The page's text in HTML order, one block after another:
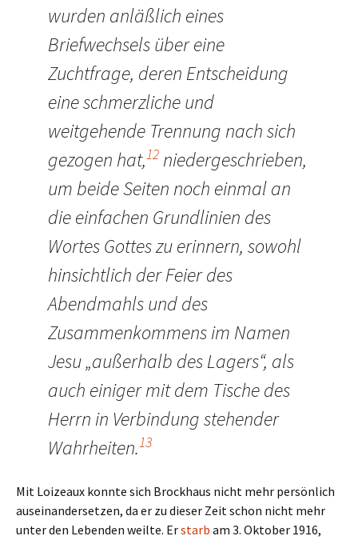
wurden anläßlich eines
Briefwechsels über eine
Zuchtfrage, deren Entscheidung
eine schmerzliche und
weitgehende Trennung nach sich
gezogen hat,12 niedergeschrieben,
um beide Seiten noch einmal an
die einfachen Grundlinien des
Wortes Gottes zu erinnern, sowohl
hinsichtlich der Feier des
Abendmahls und des
Zusammenkommens im Namen
Jesu „außerhalb des Lagers“, als
auch einiger mit dem Tische des
Herrn in Verbindung stehender
Wahrheiten.13
Mit Loizeaux konnte sich Brockhaus nicht mehr persönlich
auseinandersetzen, da er zu dieser Zeit schon nicht mehr
unter den Lebenden weilte. Erstarb am 3. Oktober 1916,